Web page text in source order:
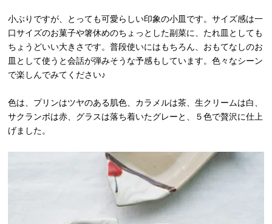
小ぶりですが、とっても可愛らしい印象の小皿です。サイズ感は一
口サイズのお菓子や箸休めのちょっとした副菜に、たれ皿としても
ちょうどいい大きさです。普段使いにはもちろん、おもてなしのお
皿として使うと会話が弾みそうな予感もしています。色々なシーン
で楽しんでみてください♪
色は、プリンはツヤのある肌色、カラメルは茶、生クリームは白、
サクランボは赤、グラスは落ち着いたグレーと、５色で贅沢に仕上
げました。